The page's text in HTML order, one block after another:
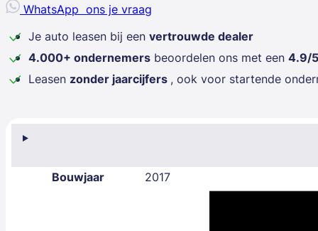
Bouwjaar 2017
WhatsApp ons je vraag
Je auto leasen bij een vertrouwde dealer
4.000+ ondernemers beoordelen ons met een 4.9/5
Leasen zonder jaarcijfers , ook voor startende